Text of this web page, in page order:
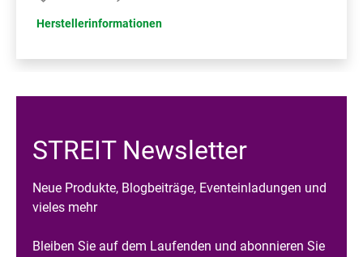
Herstellerinformationen
STREIT Newsletter
Neue Produkte, Blogbeiträge, Eventeinladungen und
vieles mehr
Bleiben Sie auf dem Laufenden und abonnieren Sie